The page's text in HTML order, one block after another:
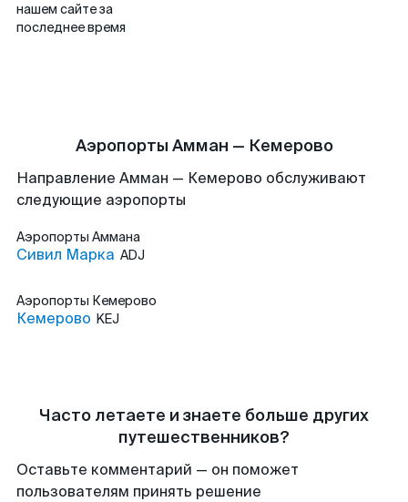
нашем сайте за
последнее время
Аэропорты Амман — Кемерово
Направление Амман — Кемерово обслуживают
следующие аэропорты
Аэропорты Аммана
Сивил Марка ADJ
Аэропорты Кемерово
Кемерово KEJ
Часто летаете и знаете больше других
путешественников?
Оставьте комментарий — он поможет
пользователям принять решение